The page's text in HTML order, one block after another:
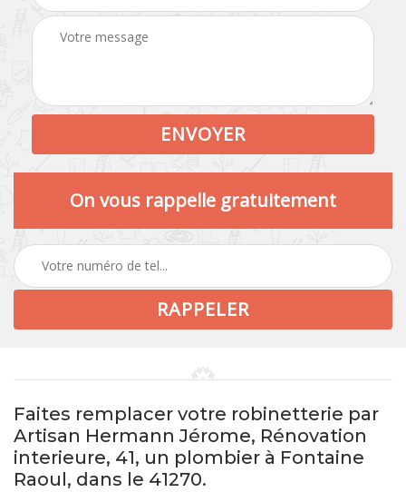
On vous rappelle gratuitement
Faites remplacer votre robinetterie par
Artisan Hermann Jérome, Rénovation
interieure, 41, un plombier à Fontaine
Raoul, dans le 41270.